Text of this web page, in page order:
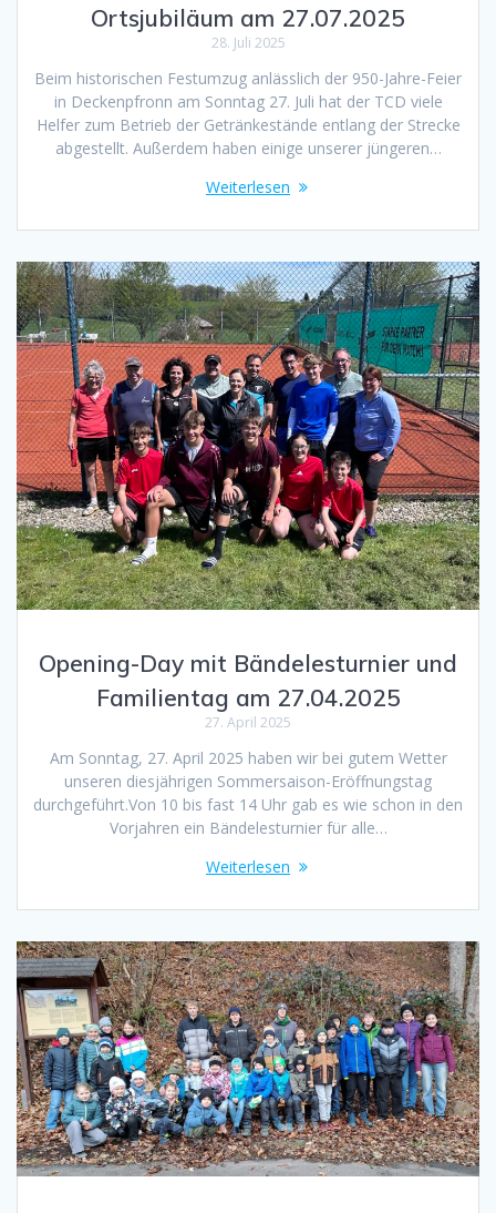
Ortsjubiläum am 27.07.2025
28. Juli 2025
Beim historischen Festumzug anlässlich der 950-Jahre-Feier
in Deckenpfronn am Sonntag 27. Juli hat der TCD viele
Helfer zum Betrieb der Getränkestände entlang der Strecke
abgestellt. Außerdem haben einige unserer jüngeren…
Weiterlesen
Opening-Day mit Bändelesturnier und
Familientag am 27.04.2025
27. April 2025
Am Sonntag, 27. April 2025 haben wir bei gutem Wetter
unseren diesjährigen Sommersaison-Eröffnungstag
durchgeführt.Von 10 bis fast 14 Uhr gab es wie schon in den
Vorjahren ein Bändelesturnier für alle…
Weiterlesen